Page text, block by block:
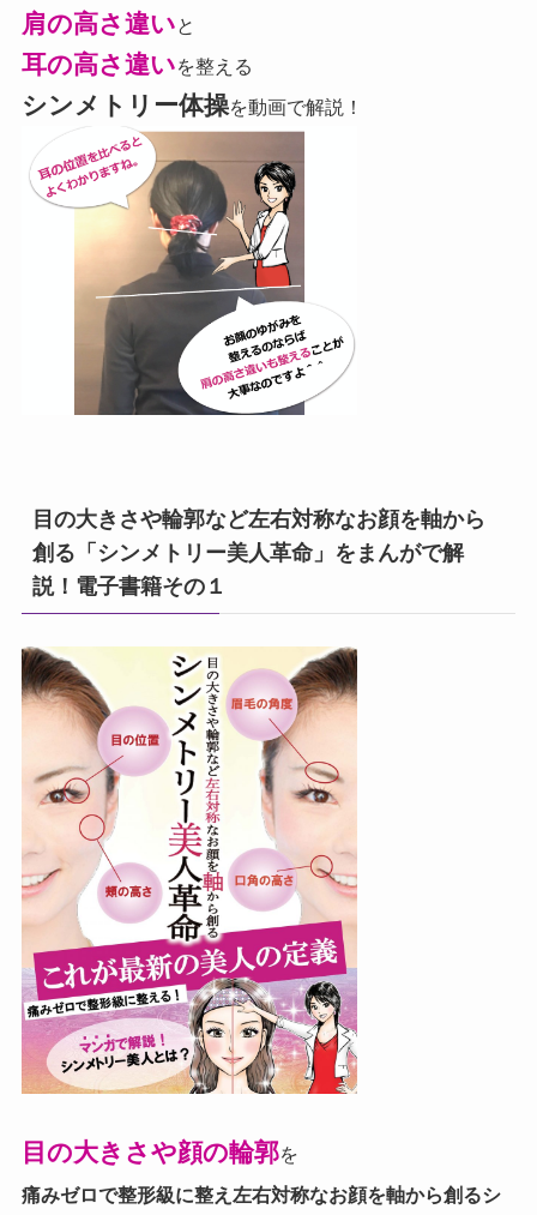
肩の高さ違いと
耳の高さ違いを整える
シンメトリー体操を動画で解説！
目の大きさや輪郭など左右対称なお顔を軸から
創る「シンメトリー美人革命」をまんがで解
説！電子書籍その１
目の大きさや顔の輪郭を
痛みゼロで整形級に整え左右対称なお顔を軸から創るシ